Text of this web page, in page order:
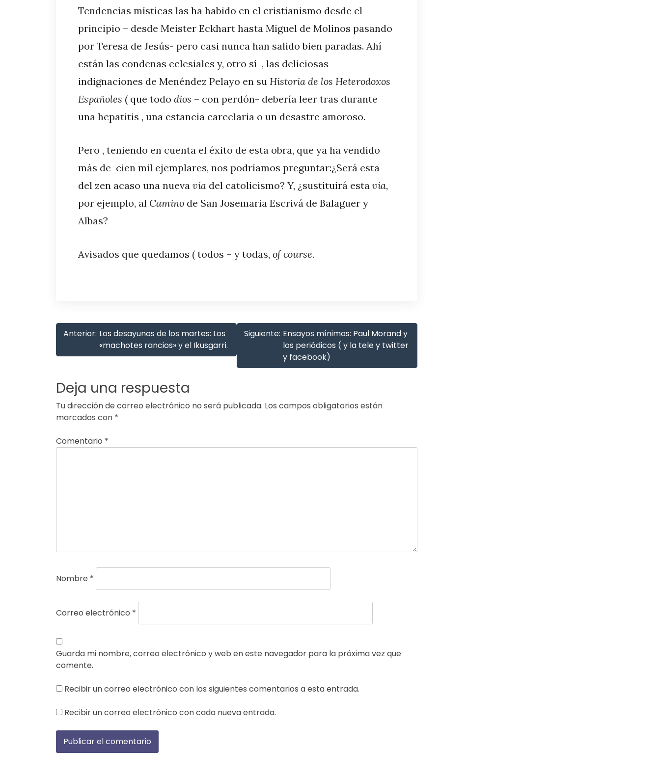
Tendencias místicas las ha habido en el cristianismo desde el
principio – desde Meister Eckhart hasta Miguel de Molinos pasando
por Teresa de Jesús- pero casi nunca han salido bien paradas. Ahí
están las condenas eclesiales y, otro sí , las deliciosas
indignaciones de Menéndez Pelayo en su Historia de los Heterodoxos
Españoles ( que todo dios – con perdón- debería leer tras durante
una hepatitis , una estancia carcelaria o un desastre amoroso.
Pero , teniendo en cuenta el éxito de esta obra, que ya ha vendido
más de cien mil ejemplares, nos podríamos preguntar:¿Será esta
del zen acaso una nueva vía del catolicismo? Y, ¿sustituirá esta vía,
por ejemplo, al Camino de San Josemaria Escrivá de Balaguer y
Albas?
Avisados que quedamos ( todos – y todas, of course.
Anterior: Los desayunos de los martes: Los
«machotes rancios» y el Ikusgarri.
Siguiente: Ensayos mínimos: Paul Morand y
los periódicos ( y la tele y twitter
y facebook)
Deja una respuesta
Tu dirección de correo electrónico no será publicada. Los campos obligatorios están
marcados con *
Comentario *
Nombre *
Correo electrónico *
Guarda mi nombre, correo electrónico y web en este navegador para la próxima vez que
comente.
Recibir un correo electrónico con los siguientes comentarios a esta entrada.
Recibir un correo electrónico con cada nueva entrada.